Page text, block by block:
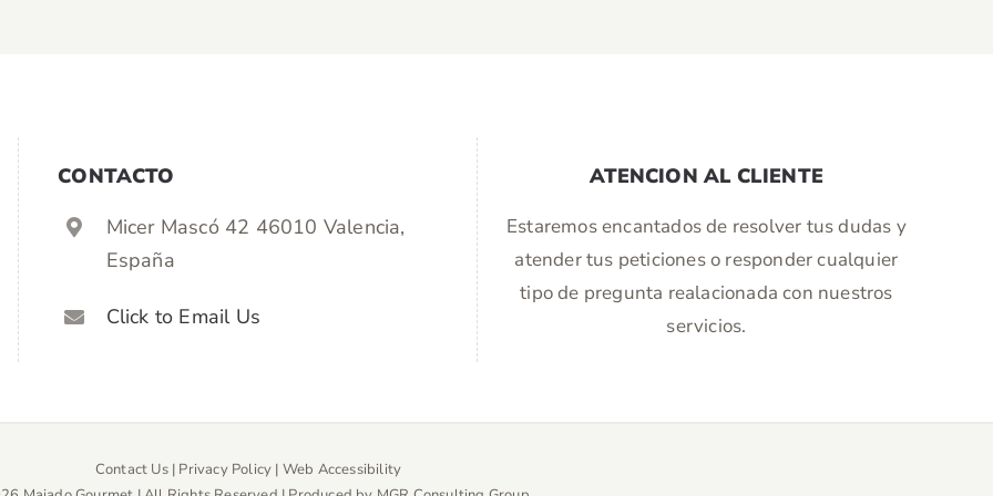
CONTACTO
Micer Mascó 42 46010 Valencia,
España
Click to Email Us
ATENCION AL CLIENTE
Estaremos encantados de resolver tus dudas y
atender tus peticiones o responder cualquier
tipo de pregunta realacionada con nuestros
servicios.
Contact Us| Privacy Policy | Web Accessibility